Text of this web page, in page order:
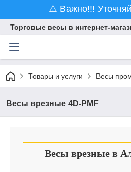
⚠️ Важно!!!
Торговые весы в интернет-
Товары и услуги Весы
Весы врезные 4D-PMF
Весы врезные в